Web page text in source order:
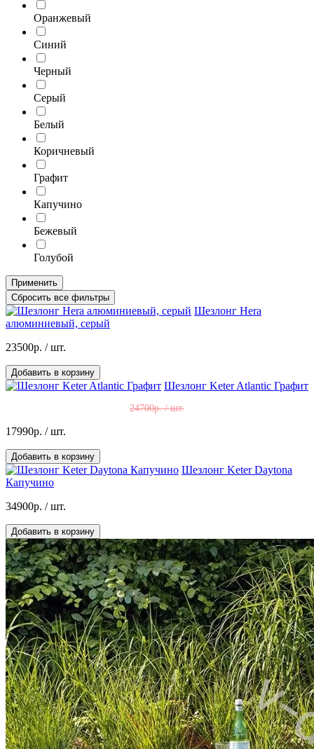
Оранжевый
Синий
Черный
Серый
Белый
Коричневый
Графит
Капучино
Бежевый
Голубой
Применить
Сбросить все фильтры
Шезлонг Hera
алюминиевый, серый
23500р. / шт.
Добавить в корзину
Шезлонг Keter Atlantic Графит
24700р. / шт.
17990р. / шт.
Добавить в корзину
Шезлонг Keter Daytona
Капучино
34900р. / шт.
Добавить в корзину